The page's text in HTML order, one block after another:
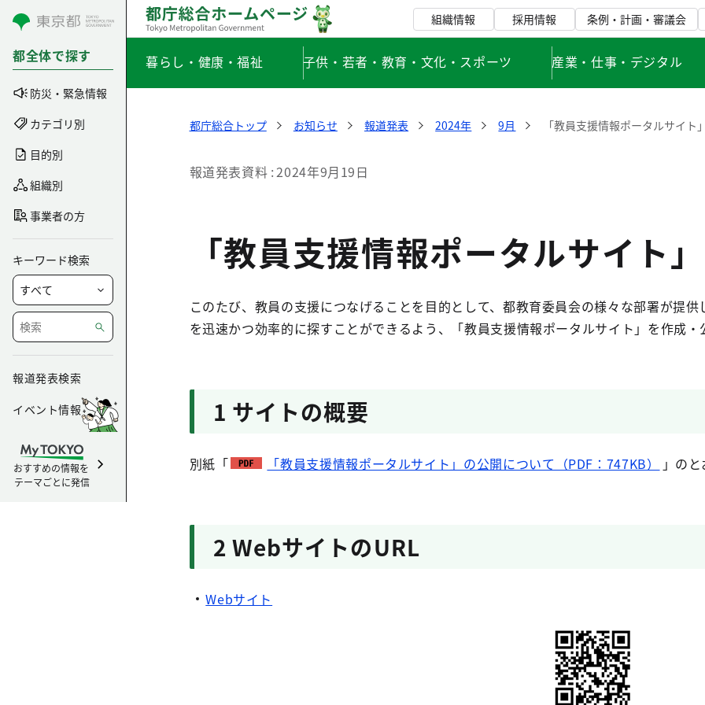
コンテンツにスキップ
都全体で探す
防災・緊急情報
カテゴリ別
目的別
組織別
事業者の方
キーワード検索
報道発表検索
イベント情報
おすすめの情報を
テーマごとに発信
組織情報 採用情報 条例・計画・審議会
暮らし・健康・福祉 子供・若者・教育・文化・スポーツ 産業・仕事・デジタル
都庁総合トップ お知らせ 報道発表 2024年 9月 「教員支援情報ポータルサイト
報道発表資料 2024年9月19日
「教員支援情報ポータルサイト
このたび、教員の支援につなげることを目的として、都教育委員会の様々な部署が提
を迅速かつ効率的に探すことができるよう、「教員支援情報ポータルサイト」を作成
1 サイトの概要
別紙「 「教員支援情報ポータルサイト」の公開について（PDF：747KB） 」の
2 WebサイトのURL
Webサイト